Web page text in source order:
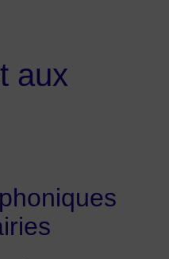
aux